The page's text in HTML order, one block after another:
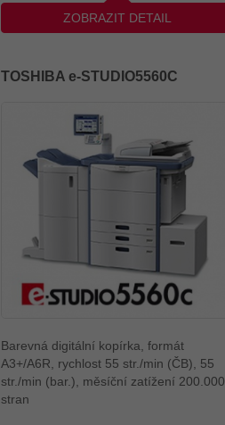
ZOBRAZIT DETAIL
TOSHIBA e-STUDIO5560C
Barevná digitální kopírka, formát
A3+/A6R, rychlost 55 str./min (ČB), 55
str./min (bar.), měsíční zatížení 200.000
stran